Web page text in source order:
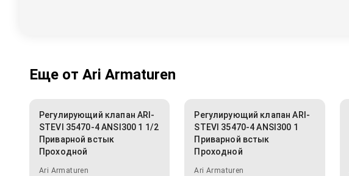
Еще от Ari Armaturen
Регулирующий клапан ARI-
STEVI 35470-4 ANSI300 1 1/2
Приварной встык
Проходной
Ari Armaturen
Регулирующий клапан ARI-
STEVI 35470-4 ANSI300 1
Приварной встык
Проходной
Ari Armaturen